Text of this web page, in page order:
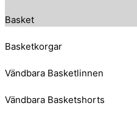
Basket
Basketkorgar
Vändbara Basketlinnen
Vändbara Basketshorts